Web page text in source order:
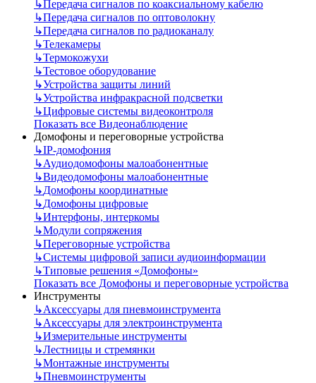
↳Передача сигналов по коаксиальному кабелю
↳Передача сигналов по оптоволокну
↳Передача сигналов по радиоканалу
↳Телекамеры
↳Термокожухи
↳Тестовое оборудование
↳Устройства защиты линий
↳Устройства инфракрасной подсветки
↳Цифровые системы видеоконтроля
Показать все Видеонаблюдение
Домофоны и переговорные устройства
↳IP-домофония
↳Аудиодомофоны малоабонентные
↳Видеодомофоны малоабонентные
↳Домофоны координатные
↳Домофоны цифровые
↳Интерфоны, интеркомы
↳Модули сопряжения
↳Переговорные устройства
↳Системы цифровой записи аудиоинформации
↳Типовые решения «Домофоны»
Показать все Домофоны и переговорные устройства
Инструменты
↳Аксессуары для пневмоинструмента
↳Аксессуары для электроинструмента
↳Измерительные инструменты
↳Лестницы и стремянки
↳Монтажные инструменты
↳Пневмоинструменты